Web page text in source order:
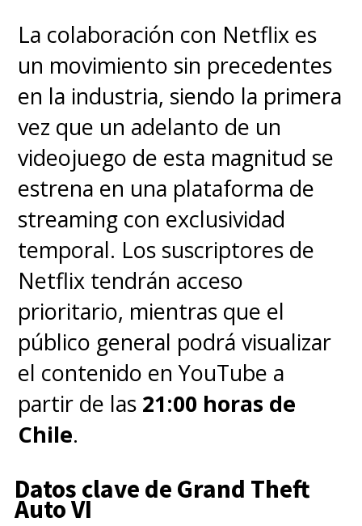
convirtiéndose en uno de los
objetivos de "Vincenzo
Cassano".
Otros dos personajes que no
pueden quedar atrás son"Han
Seung-hyuk" (Jo Han-chul)
abogado del bufete más
importante de Corea y el
hombre a cargo de limpiar los
conflictos y problemas
ocasionados por "Babel Group",
que poco a poco comenzaremos
a odiar con el corazón; junto con
la ex fiscal
"Choi Myung-hee"
(Kim Yeo-jin), que se esfuerza
La colaboración con Netflix es
un movimiento sin precedentes
en la industria, siendo la primera
vez que un adelanto de un
videojuego de esta magnitud se
estrena en una plataforma de
streaming con exclusividad
temporal. Los suscriptores de
Netflix tendrán acceso
prioritario, mientras que el
público general podrá visualizar
el contenido en YouTube a
partir de las 21:00 horas de
Chile.
Datos clave de Grand Theft
Auto VI